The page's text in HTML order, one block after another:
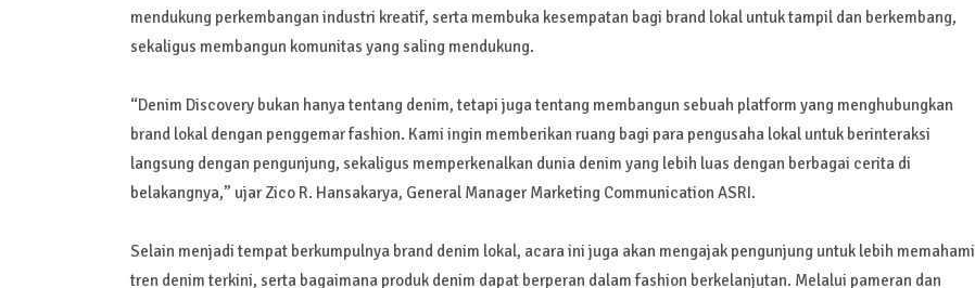
mendukung perkembangan industri kreatif, serta membuka kesempatan bagi brand lokal untuk tampil dan berkembang,
sekaligus membangun komunitas yang saling mendukung.
“Denim Discovery bukan hanya tentang denim, tetapi juga tentang membangun sebuah platform yang menghubungkan
brand lokal dengan penggemar fashion. Kami ingin memberikan ruang bagi para pengusaha lokal untuk berinteraksi
langsung dengan pengunjung, sekaligus memperkenalkan dunia denim yang lebih luas dengan berbagai cerita di
belakangnya,” ujar Zico R. Hansakarya, General Manager Marketing Communication ASRI.
Selain menjadi tempat berkumpulnya brand denim lokal, acara ini juga akan mengajak pengunjung untuk lebih memahami
tren denim terkini, serta bagaimana produk denim dapat berperan dalam fashion berkelanjutan. Melalui pameran dan